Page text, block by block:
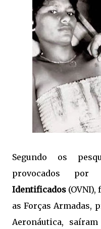
Segundo os
provocados por
Identificados (OVNI),
as Forças Armadas,
Aeronáutica,